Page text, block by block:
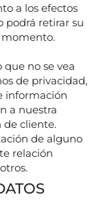
a los efectos
podrá retirar su
no se vea
de privacidad,
información
a nuestra
de cliente.
de alguno
relación